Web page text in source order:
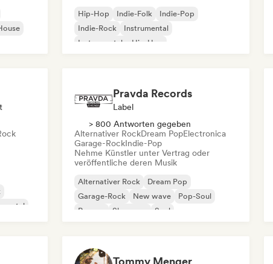
Hip-Hop Indie-Folk
Indie-Pop
Indie-Rock
Instrumental
Instrumentaler Hip-Hop
metal
Pravda Records
Label
> 800 Antworten gegeben
Alternativer RockDream PopElectronica
Garage-RockIndie-Pop
Nehme Künstler unter Vertrag oder
veröffentliche deren Musik
Alternativer Rock
Dream Pop
Garage-Rock
New wave
Pop-Soul
Reggae
Shoegaze Soul
Tommy Menger